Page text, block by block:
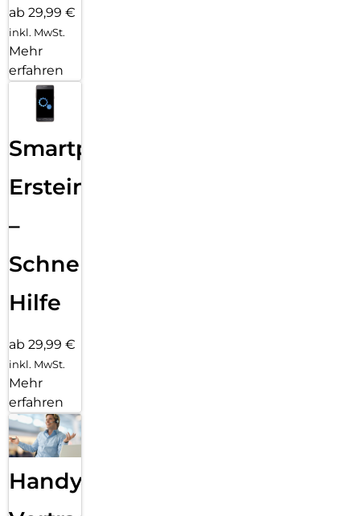
ab 29,99 €
inkl. MwSt.
Mehr
erfahren
Smartphone
Ersteinrichtung
–
Schnelle
Hilfe
ab 29,99 €
inkl. MwSt.
Mehr
erfahren
Handy